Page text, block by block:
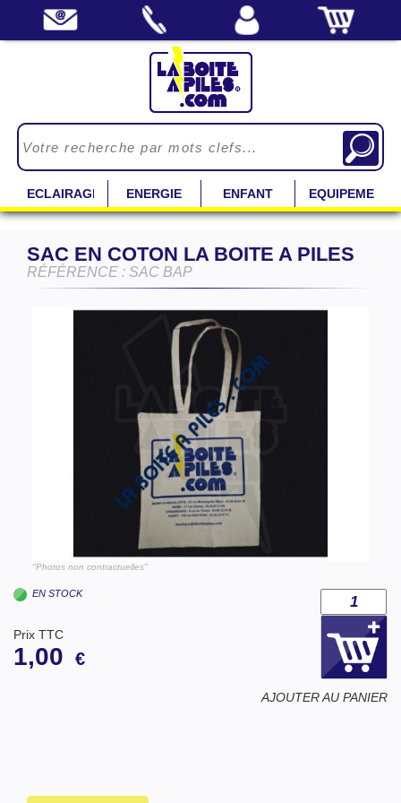
ECLAIRAGE ENERGIE ENFANT EQUIPEMENT
SAC EN COTON LA BOITE A PILES
RÉFÉRENCE : SAC BAP
"Photos non contractuelles"
EN STOCK
Prix TTC
1,00 €
AJOUTER AU PANIER